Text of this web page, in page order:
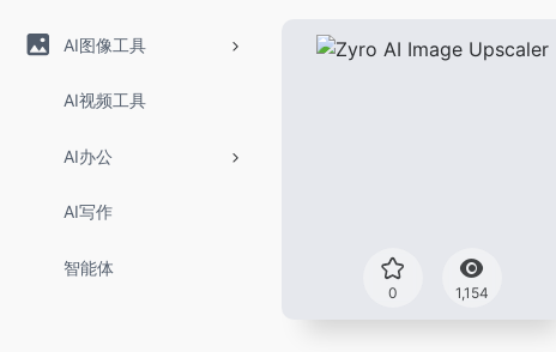
AI图像工具
AI视频工具
AI办公
AI写作
智能体
0 1,154